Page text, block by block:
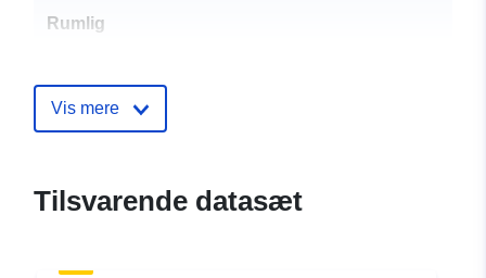
Rumlig
Identifikatorer:
9802-46e2-94a0-
Vis mere
Tilsvarende datasæt